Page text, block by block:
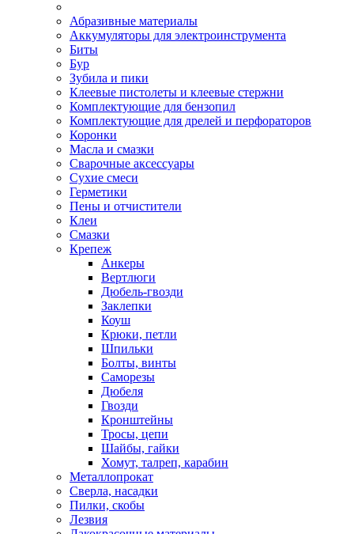
Абразивные материалы
Аккумуляторы для электроинструмента
Биты
Бур
Зубила и пики
Клеевые пистолеты и клеевые стержни
Комплектующие для бензопил
Комплектующие для дрелей и перфораторов
Коронки
Масла и смазки
Сварочные аксессуары
Сухие смеси
Герметики
Пены и отчистители
Клеи
Смазки
Крепеж
Анкеры
Вертлюги
Дюбель-гвозди
Заклепки
Коуш
Крюки, петли
Шпильки
Болты, винты
Саморезы
Дюбеля
Гвозди
Кронштейны
Тросы, цепи
Шайбы, гайки
Хомут, талреп, карабин
Металлопрокат
Сверла, насадки
Пилки, скобы
Лезвия